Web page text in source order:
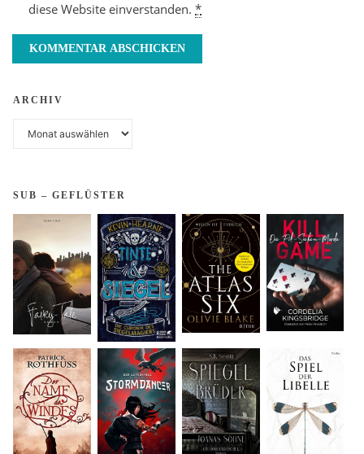
diese Website einverstanden.*
ARCHIV
SUB – GEFLÜSTER